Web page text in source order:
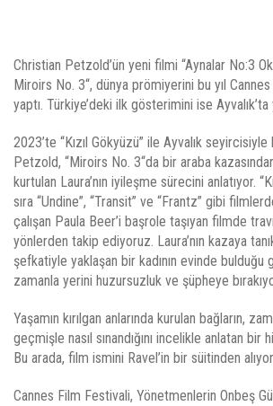
Christian Petzold’ün yeni filmi “Aynalar No:3
Miroirs No. 3“, dünya prömiyerini bu yıl
yaptı. Türkiye’deki ilk gösterimini ise Ayvalık’ta
2023’te “Kızıl Gökyüzü” ile Ayvalık
Petzold, “Miroirs No. 3“da bir araba
kurtulan Laura’nın iyileşme sürecini anlatıyor.
sıra “Undine”, “Transit” ve “Frantz” gibi
çalışan Paula Beer’i başrole taşıyan filmde
yönlerden takip ediyoruz. Laura’nın kazaya
şefkatiyle yaklaşan bir kadının evinde bulduğu
zamanla yerini huzursuzluk ve şüpheye
Yaşamın kırılgan anlarında kurulan bağların,
geçmişle nasıl sınandığını incelikle anlatan
Bu arada, film ismini Ravel’in bir süitinden
Cannes Film Festivali, Yönetmenlerin Onbeş